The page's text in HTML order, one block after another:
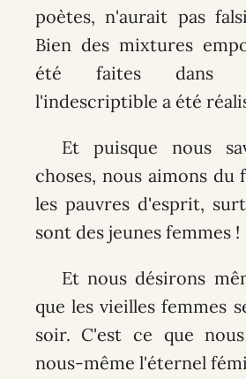
poètes, n'aurait pas
Bien des mixtures
été faites dans
l'indescriptible a été
Et puisque nous
choses, nous aimons du
les pauvres d'esprit,
sont des jeunes femmes !
Et nous désirons
que les vieilles femmes
soir. C'est ce que
nous-même l'éternel